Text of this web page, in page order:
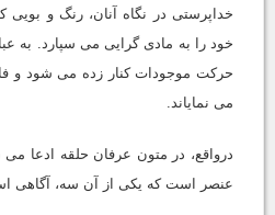
خداپرستی در نگاه آنان، رنگ و بویی
خود را به مادی گرایی می سپارد. به
حرکت موجودات کنار زده می شود و
می نمایاند.
درواقع، در متون عرفان حلقه ادعا
عنصر است که یکی از آن سه، آگاهی